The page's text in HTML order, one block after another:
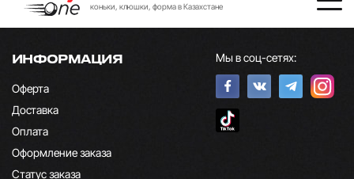
коньки, клюшки, форма в Казахстане
ИНФОРМАЦИЯ
Оферта
Доставка
Оплата
Оформление заказа
Статус заказа
Мы в соц-сетях: